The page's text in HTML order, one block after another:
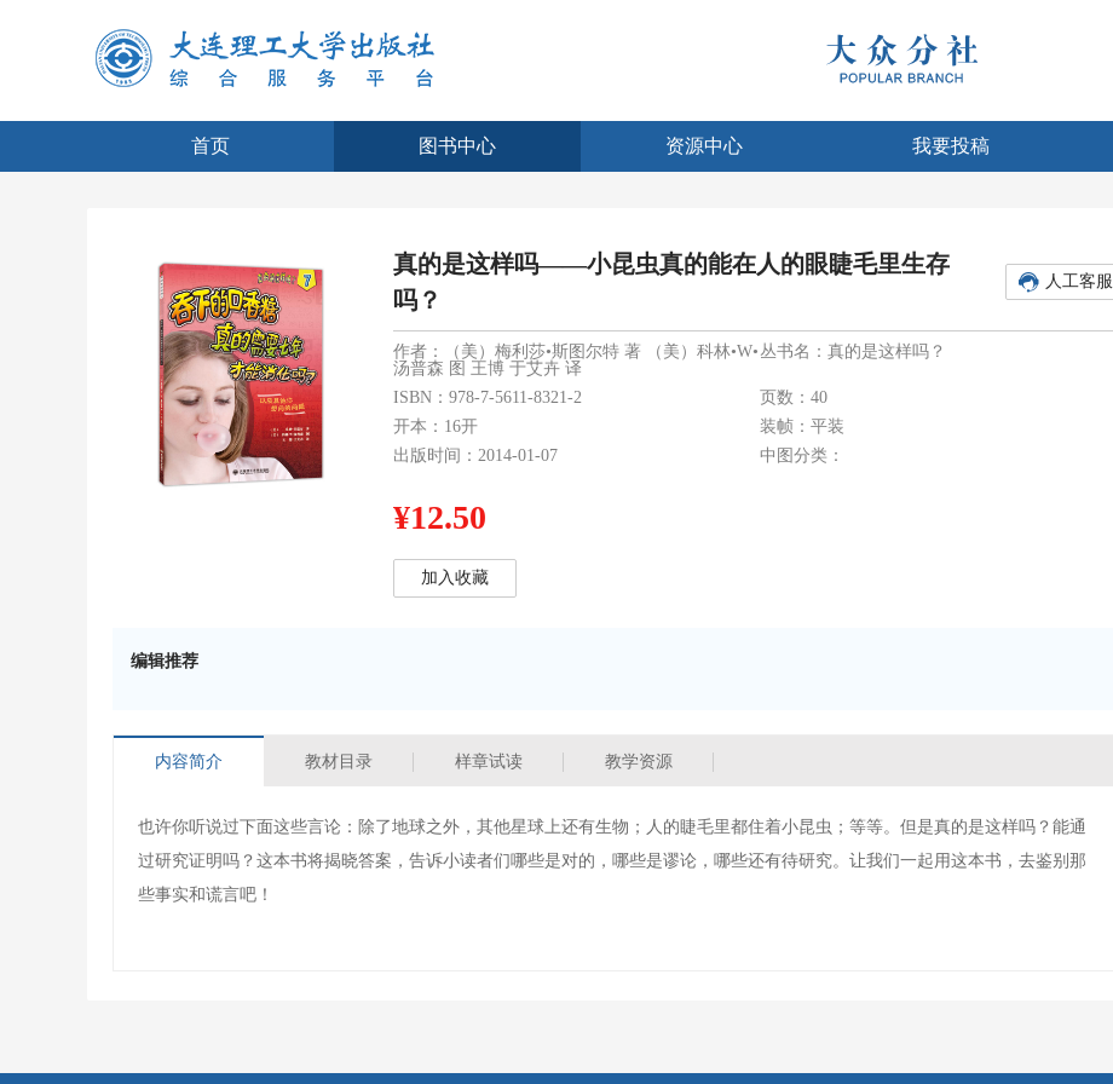
首页 图书中心 资源中心 我要投稿
真的是这样吗——小昆虫真的能在人的眼睫毛里生存
吗？
人工客服
作者：（美）梅利莎•斯图尔特 著 （美）科林•W•
汤普森 图 王博 于艾卉 译
丛书名：真的是这样吗？
ISBN：978-7-5611-8321-2
页数：40
开本：16开
装帧：平装
出版时间：2014-01-07
中图分类：
¥12.50
加入收藏
编辑推荐
内容简介 教材目录 样章试读 教学资源
也许你听说过下面这些言论：除了地球之外，其他星球上还有生物；人的睫毛里都住着小昆虫；等等。但是真的是这样吗？能通
过研究证明吗？这本书将揭晓答案，告诉小读者们哪些是对的，哪些是谬论，哪些还有待研究。让我们一起用这本书，去鉴别那
些事实和谎言吧！